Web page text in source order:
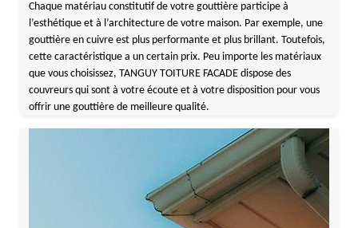
Chaque matériau constitutif de votre gouttière participe à
l’esthétique et à l’architecture de votre maison. Par exemple, une
gouttière en cuivre est plus performante et plus brillant. Toutefois,
cette caractéristique a un certain prix. Peu importe les matériaux
que vous choisissez, TANGUY TOITURE FACADE dispose des
couvreurs qui sont à votre écoute et à votre disposition pour vous
offrir une gouttière de meilleure qualité.